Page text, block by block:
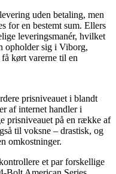
uden betaling, men
for en bestemt sum. Ellers
leveringsmanér, hvilket
opholder sig i Viborg,
kørt varerne til en
prisniveauet i blandt
af internet handler i
prisniveauet på en række af
til voksne – drastisk, og
omkostninger.
et par forskellige